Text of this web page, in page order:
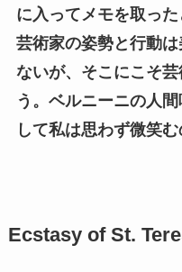
に入ってメモを取っ
芸術家の姿勢と行動
ないが、そこにこそ
う。ベルニーニの人
して私は思わず微笑む
Ecstasy of St.